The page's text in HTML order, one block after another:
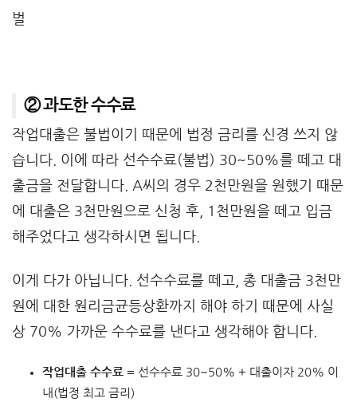
② 과도한 수수료
작업대출은 불법이기 때문에 법정 금리를 신경 쓰지 않
습니다. 이에 따라 선수수료(불법) 30~50%를 떼고 대
출금을 전달합니다. A씨의 경우 2천만원을 원했기 때문
에 대출은 3천만원으로 신청 후, 1천만원을 떼고 입금
해주었다고 생각하시면 됩니다.
이게 다가 아닙니다. 선수수료를 떼고, 총 대출금 3천만
원에 대한 원리금균등상환까지 해야 하기 때문에 사실
상 70% 가까운 수수료를 낸다고 생각해야 합니다.
작업대출 수수료= 선수수료 30~50% + 대출이자 20% 이
내(법정 최고 금리)